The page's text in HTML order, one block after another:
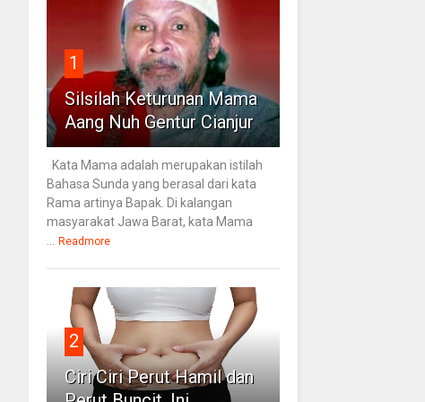
1
Silsilah Keturunan Mama
Aang Nuh Gentur Cianjur
Kata Mama adalah merupakan istilah
Bahasa Sunda yang berasal dari kata
Rama artinya Bapak. Di kalangan
masyarakat Jawa Barat, kata Mama
... Readmore
2
Ciri Ciri Perut Hamil dan